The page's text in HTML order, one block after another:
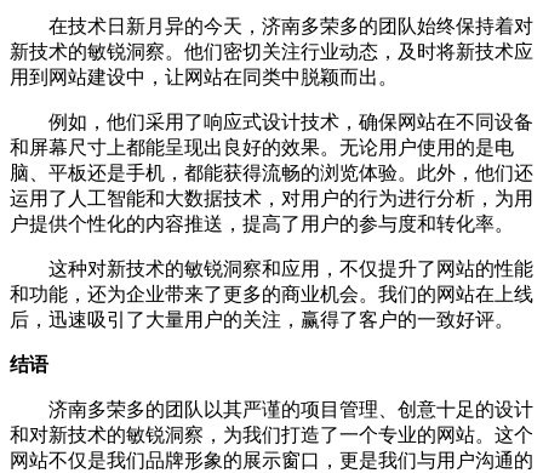
在技术日新月异的今天，济南多荣多的团队始终保持着对
新技术的敏锐洞察。他们密切关注行业动态，及时将新技术应
用到网站建设中，让网站在同类中脱颖而出。
例如，他们采用了响应式设计技术，确保网站在不同设备
和屏幕尺寸上都能呈现出良好的效果。无论用户使用的是电
脑、平板还是手机，都能获得流畅的浏览体验。此外，他们还
运用了人工智能和大数据技术，对用户的行为进行分析，为用
户提供个性化的内容推送，提高了用户的参与度和转化率。
这种对新技术的敏锐洞察和应用，不仅提升了网站的性能
和功能，还为企业带来了更多的商业机会。我们的网站在上线
后，迅速吸引了大量用户的关注，赢得了客户的一致好评。
结语
济南多荣多的团队以其严谨的项目管理、创意十足的设计
和对新技术的敏锐洞察，为我们打造了一个专业的网站。这个
网站不仅是我们品牌形象的展示窗口，更是我们与用户沟通的